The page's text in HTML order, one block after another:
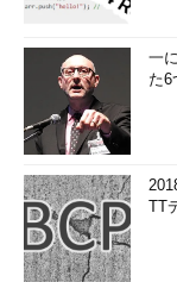
一
た6
TT